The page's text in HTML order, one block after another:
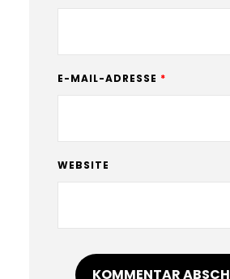
E-MAIL-ADRESSE *
WEBSITE